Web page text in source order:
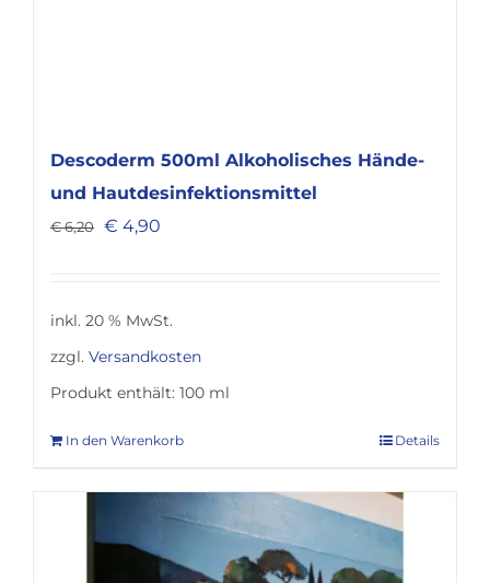
Descoderm 500ml Alkoholisches Hände-
und Hautdesinfektionsmittel
€6,20 Ursprünglicher
€ 6,20
€ 4,90
€ 4,90.
inkl. 20 % MwSt.
zzgl. Versandkosten
Produkt enthält: 100 ml
In den Warenkorb Details